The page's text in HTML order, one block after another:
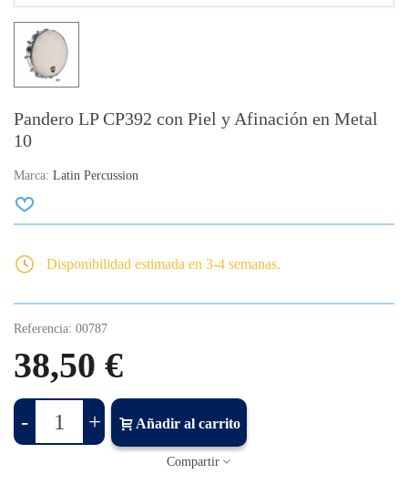
Pandero LP CP392 con Piel y Afinación en Metal
10
Marca: Latin Percussion
Disponibilidad estimada en 3-4 semanas.
Referencia: 00787
38,50 €
- + Añadir al carrito
Compartir